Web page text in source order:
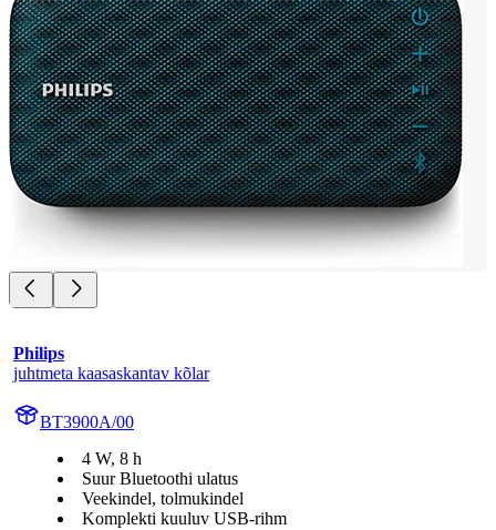
Philips
juhtmeta kaasaskantav kõlar
BT3900A/00
4 W, 8 h
Suur Bluetoothi ulatus
Veekindel, tolmukindel
Komplekti kuuluv USB-rihm